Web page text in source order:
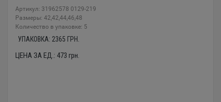
Артикул: 31962578 0129-219
Размеры: 42,42,44,46,48
Количество в упаковке: 5
УПАКОВКА: 2365 ГРН.
ЦЕНА ЗА ЕД.: 473 грн.